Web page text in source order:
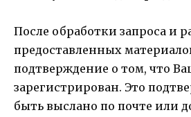
После обработки запроса и
предоставленных
подтверждение о том, что
зарегистрирован. Это
быть выслано по почте или